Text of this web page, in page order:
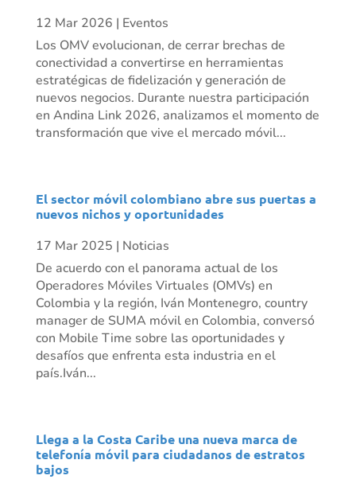
12 Mar 2026 | Eventos
Los OMV evolucionan, de cerrar brechas de
conectividad a convertirse en herramientas
estratégicas de fidelización y generación de
nuevos negocios. Durante nuestra participación
en Andina Link 2026, analizamos el momento de
transformación que vive el mercado móvil...
El sector móvil colombiano abre sus puertas a
nuevos nichos y oportunidades
17 Mar 2025 | Noticias
De acuerdo con el panorama actual de los
Operadores Móviles Virtuales (OMVs) en
Colombia y la región, Iván Montenegro, country
manager de SUMA móvil en Colombia, conversó
con Mobile Time sobre las oportunidades y
desafíos que enfrenta esta industria en el
país.Iván...
Llega a la Costa Caribe una nueva marca de
telefonía móvil para ciudadanos de estratos
bajos